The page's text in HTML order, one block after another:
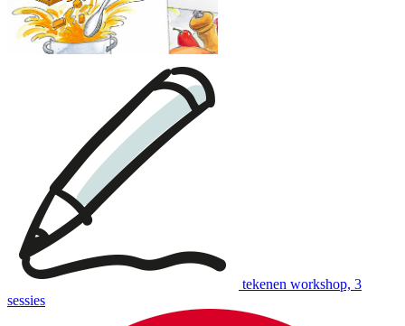
tekenen workshop, 3
sessies